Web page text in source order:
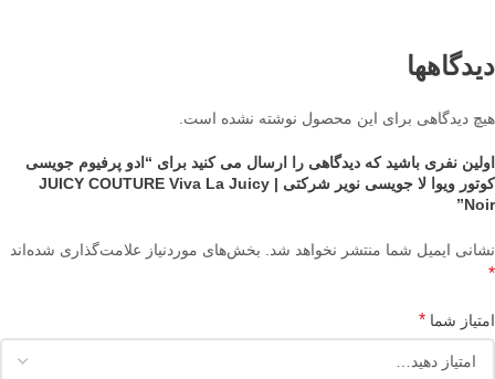
دیدگاهها
هیچ دیدگاهی برای این محصول نوشته نشده است.
اولین نفری باشید که دیدگاهی را ارسال می کنید برای “ادو پرفیوم جویسی
کوتور ویوا لا جویسی نویر شرکتی | JUICY COUTURE Viva La Juicy
Noir”
نشانی ایمیل شما منتشر نخواهد شد. بخش‌های موردنیاز علامت‌گذاری شده‌اند
*
امتیاز شما *